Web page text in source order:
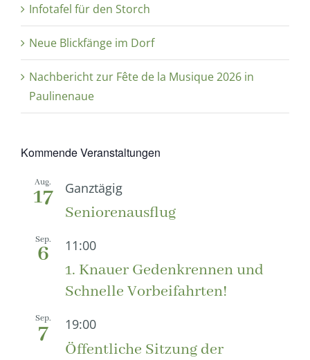
Infotafel für den Storch
Neue Blickfänge im Dorf
Nachbericht zur Fête de la Musique 2026 in
Paulinenaue
Kommende Veranstaltungen
Aug.
17 Ganztägig
Seniorenausflug
Sep.
6 11:00
1. Knauer Gedenkrennen und
Schnelle Vorbeifahrten!
Sep.
7 19:00
Öffentliche Sitzung der